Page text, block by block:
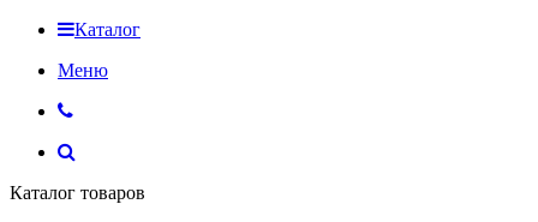
Каталог
Меню
Каталог товаров